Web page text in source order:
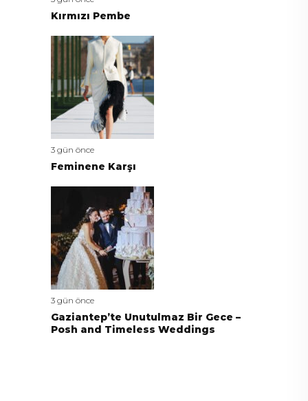
Kırmızı Pembe
3 gün önce
Feminene Karşı
3 gün önce
Gaziantep’te Unutulmaz Bir Gece –
Posh and Timeless Weddings